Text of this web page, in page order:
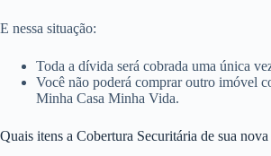
E nessa situação:
Toda a dívida será cobrada uma única
Você não poderá comprar outro imóvel
Minha Casa Minha Vida.
Quais itens a Cobertura Securitária de sua